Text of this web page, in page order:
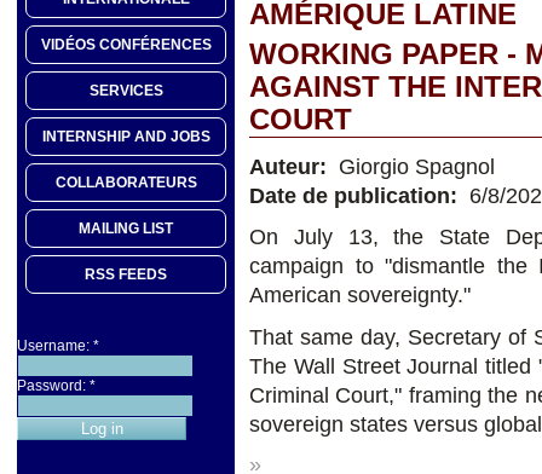
VIDÉOS CONFÉRENCES
SERVICES
INTERNSHIP AND JOBS
COLLABORATEURS
MAILING LIST
RSS FEEDS
Username: *
Password: *
AMÉRIQUE LATINE
WORKING PAPER -
AGAINST THE
COURT
Auteur: Giorgio Spagnol
Date de publication: 6/8/
On July 13, the State
campaign to "dismantle the
American sovereignty."
That same day, Secretary of
The Wall Street Journal titled
Criminal Court," framing the
sovereign states versus
»